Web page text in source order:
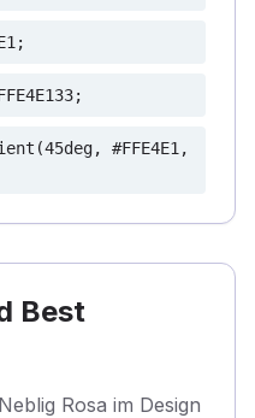
#FFE4E1,
Best
Rosa im Design